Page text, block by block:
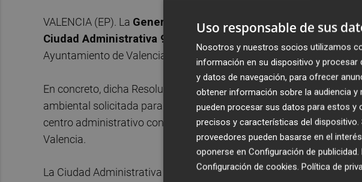
VALENCIA (EP). La Generalitat
cuenta ya con la licencia de
Ciudad Administrativa 9 d'Octubre
, tras recibir la
Ayuntamiento de Valencia, según ha informado el Consell en un
En concreto, dicha Resolución concede a la Conselleria de
ambiental solicitada para la instalación de una actividad de
centro administrativo construido por la Generalitat sobre las
Valencia.
La Ciudad Administrativa comenzará a funcionar en marzo y
Uso responsable de sus
Nosotros y nuestros socios utilizamos
información en su dispositivo y procesar
y datos de navegación, para ofrecer
obtener información sobre la audiencia y
pueden procesar sus datos para estos y
precisos y características del
proveedores pueden basarse en el
oponerse en Configuración de publicidad.
Configuración de cookies. Política de